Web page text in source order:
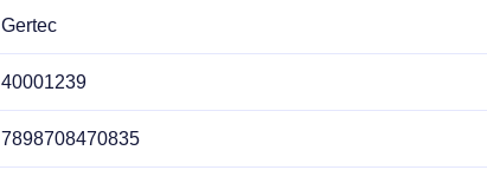
Gertec
40001239
7898708470835